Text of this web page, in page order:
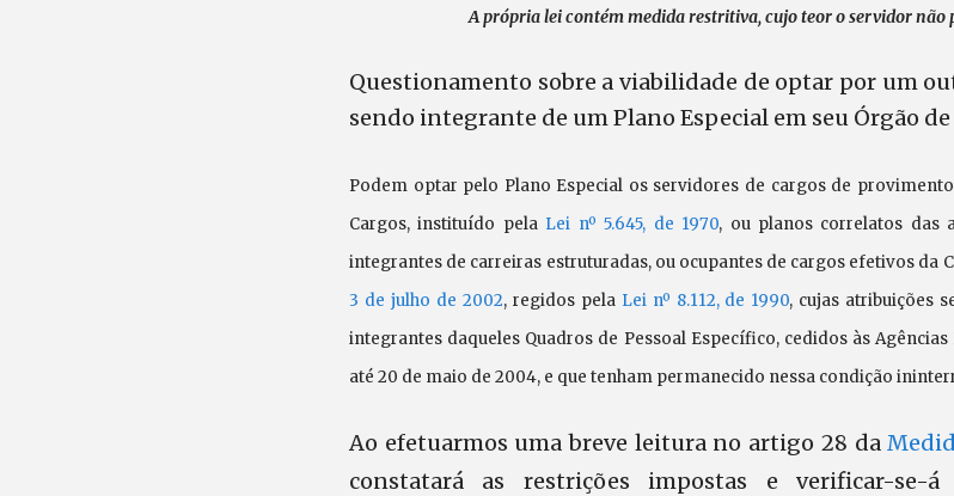
A própria lei contém medida restritiva, cujo teor o servidor não
Questionamento sobre a viabilidade de optar por um
sendo integrante de um Plano Especial em seu Órgão
Podem optar pelo Plano Especial os servidores de cargos de
Cargos, instituído pela Lei nº 5.645, de 1970, ou planos correlatos das
integrantes de carreiras estruturadas, ou ocupantes de cargos efetivos da
3 de julho de 2002, regidos pela Lei nº 8.112, de 1990, cujas atribuições
integrantes daqueles Quadros de Pessoal Específico, cedidos às
até 20 de maio de 2004, e que tenham permanecido nessa condição
Ao efetuarmos uma breve leitura no artigo 28 da
constatará as restrições impostas e verificar-